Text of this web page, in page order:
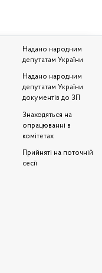
Надано народним
депутатам України
Надано народним
депутатам України
документів до ЗП
Знаходяться на
опрацюванні в
комітетах
Прийняті на поточній
сесії